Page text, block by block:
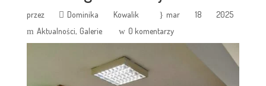
przez Dominika Kowalik
mar 18 2025
Aktualności Galerie 0 komentarzy